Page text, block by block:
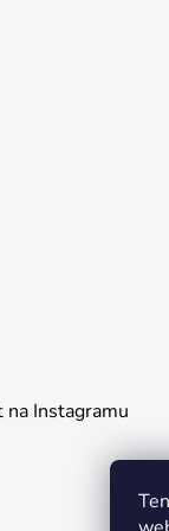
na Instagramu